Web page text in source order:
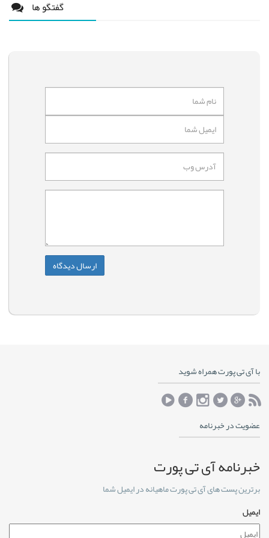
گفتگو ها
با آی تی پورت همراه شوید
عضویت در خبرنامه
خبرنامه آی تی پورت
برترین پست های آی تی پورت ماهیانه در ایمیل شما
ایمیل